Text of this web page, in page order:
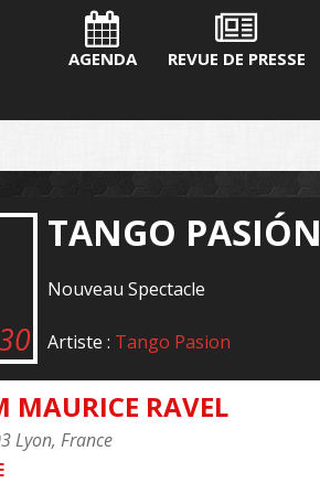
AGENDA REVUE DE PRESSE
TANGO PASIÓN
Nouveau Spectacle
Artiste : Tango Pasion
MAURICE RAVEL
Lyon, France